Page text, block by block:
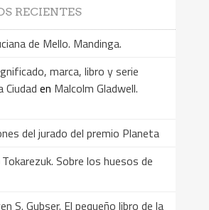
RECIENTES
de Mello. Mandinga.
marca, libro y serie
Ciudad en Malcolm Gladwell.
del jurado del premio Planeta
Sobre los huesos de
S. Gubser. El pequeño libro de la